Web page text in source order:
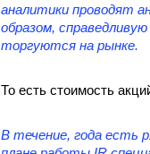
аналитики проводят
образом,
торгуются на рынке.
То есть стоимость
В течение, года есть